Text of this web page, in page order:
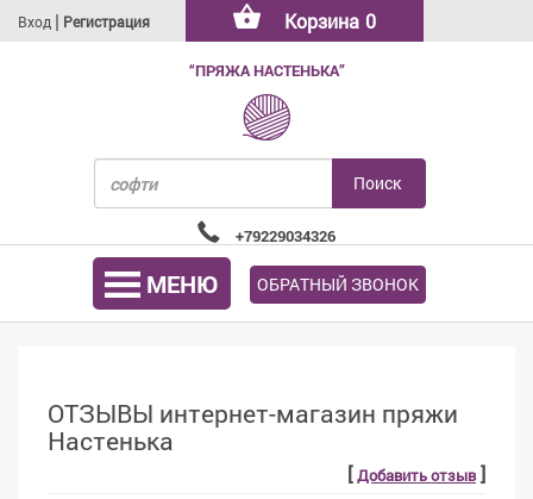
Вход | Регистрация Корзина 0
“ПРЯЖА НАСТЕНЬКА”
+79229034326
МЕНЮ ОБРАТНЫЙ ЗВОНОК
ОТЗЫВЫ интернет-магазин пряжи
Настенька
[Добавить отзыв]